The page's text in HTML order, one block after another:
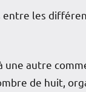
les
autre
de huit,